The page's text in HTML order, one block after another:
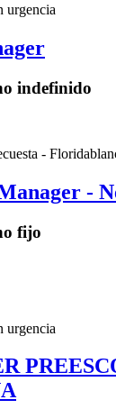
urgencia
indefinido
-
-
fijo
urgencia